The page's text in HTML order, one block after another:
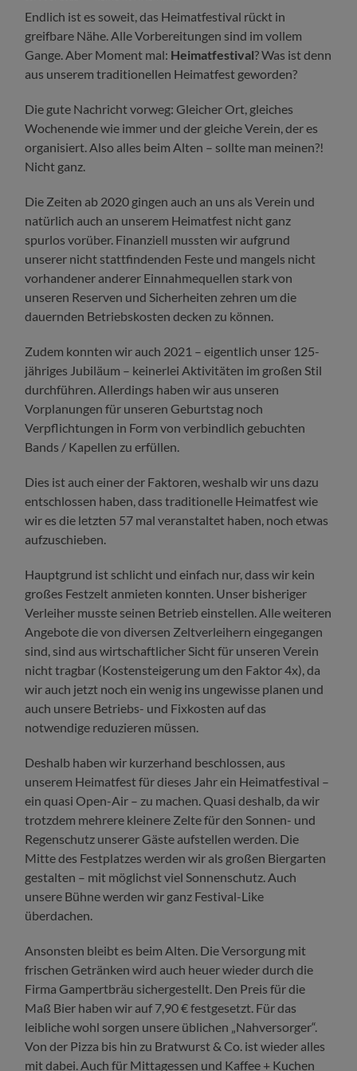
Endlich ist es soweit, das Heimatfestival rückt in
greifbare Nähe. Alle Vorbereitungen sind im vollem
Gange. Aber Moment mal: Heimatfestival? Was ist denn
aus unserem traditionellen Heimatfest geworden?
Die gute Nachricht vorweg: Gleicher Ort, gleiches
Wochenende wie immer und der gleiche Verein, der es
organisiert. Also alles beim Alten – sollte man meinen?!
Nicht ganz.
Die Zeiten ab 2020 gingen auch an uns als Verein und
natürlich auch an unserem Heimatfest nicht ganz
spurlos vorüber. Finanziell mussten wir aufgrund
unserer nicht stattfindenden Feste und mangels nicht
vorhandener anderer Einnahmequellen stark von
unseren Reserven und Sicherheiten zehren um die
dauernden Betriebskosten decken zu können.
Zudem konnten wir auch 2021 – eigentlich unser 125-
jähriges Jubiläum – keinerlei Aktivitäten im großen Stil
durchführen. Allerdings haben wir aus unseren
Vorplanungen für unseren Geburtstag noch
Verpflichtungen in Form von verbindlich gebuchten
Bands / Kapellen zu erfüllen.
Dies ist auch einer der Faktoren, weshalb wir uns dazu
entschlossen haben, dass traditionelle Heimatfest wie
wir es die letzten 57 mal veranstaltet haben, noch etwas
aufzuschieben.
Hauptgrund ist schlicht und einfach nur, dass wir kein
großes Festzelt anmieten konnten. Unser bisheriger
Verleiher musste seinen Betrieb einstellen. Alle weiteren
Angebote die von diversen Zeltverleihern eingegangen
sind, sind aus wirtschaftlicher Sicht für unseren Verein
nicht tragbar (Kostensteigerung um den Faktor 4x), da
wir auch jetzt noch ein wenig ins ungewisse planen und
auch unsere Betriebs- und Fixkosten auf das
notwendige reduzieren müssen.
Deshalb haben wir kurzerhand beschlossen, aus
unserem Heimatfest für dieses Jahr ein Heimatfestival –
ein quasi Open-Air – zu machen. Quasi deshalb, da wir
trotzdem mehrere kleinere Zelte für den Sonnen- und
Regenschutz unserer Gäste aufstellen werden. Die
Mitte des Festplatzes werden wir als großen Biergarten
gestalten – mit möglichst viel Sonnenschutz. Auch
unsere Bühne werden wir ganz Festival-Like
überdachen.
Ansonsten bleibt es beim Alten. Die Versorgung mit
frischen Getränken wird auch heuer wieder durch die
Firma Gampertbräu sichergestellt. Den Preis für die
Maß Bier haben wir auf 7,90 € festgesetzt. Für das
leibliche wohl sorgen unsere üblichen „Nahversorger“.
Von der Pizza bis hin zu Bratwurst & Co. ist wieder alles
mit dabei. Auch für Mittagessen und Kaffee + Kuchen